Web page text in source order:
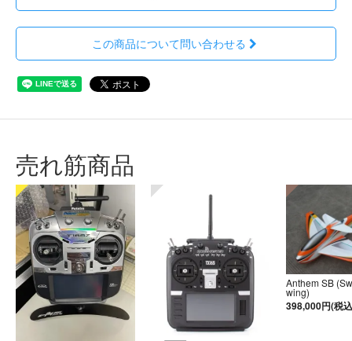
この商品について問い合わせる
売れ筋商品
Anthem SB
wing)
398,000円(税